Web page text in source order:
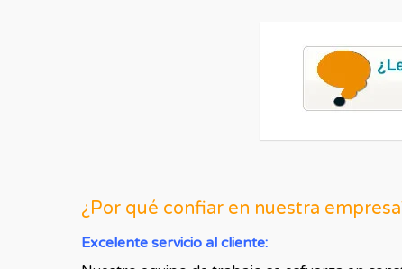
¿Por qué confiar en nuestra
Excelente servicio al cliente: